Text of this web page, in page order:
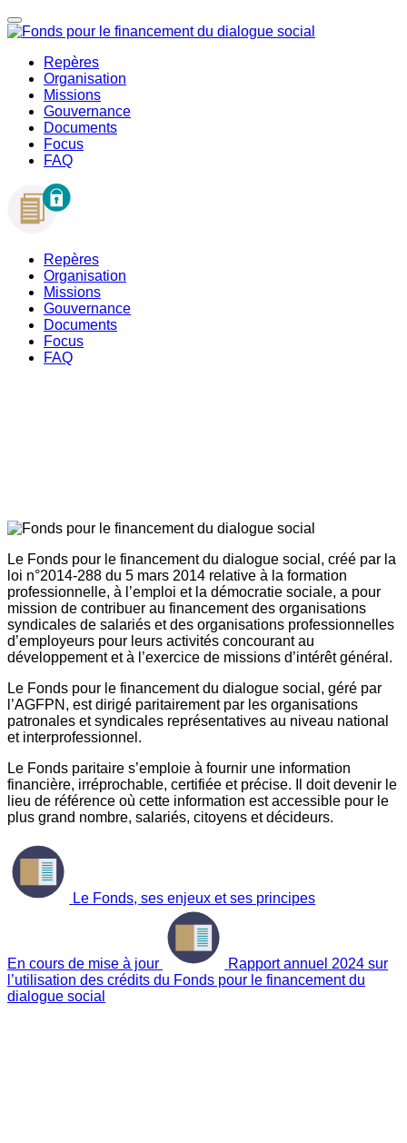
Repères
Organisation
Missions
Gouvernance
Documents
Focus
FAQ
Repères
Organisation
Missions
Gouvernance
Documents
Focus
FAQ
Le Fonds pour le financement du dialogue social, créé par la
loi n°2014-288 du 5 mars 2014 relative à la formation
professionnelle, à l’emploi et la démocratie sociale, a pour
mission de contribuer au financement des organisations
syndicales de salariés et des organisations professionnelles
d’employeurs pour leurs activités concourant au
développement et à l’exercice de missions d’intérêt général.
Le Fonds pour le financement du dialogue social, géré par
l’AGFPN, est dirigé paritairement par les organisations
patronales et syndicales représentatives au niveau national
et interprofessionnel.
Le Fonds paritaire s’emploie à fournir une information
financière, irréprochable, certifiée et précise. Il doit devenir le
lieu de référence où cette information est accessible pour le
plus grand nombre, salariés, citoyens et décideurs.
Le Fonds, ses enjeux et ses principes
En cours de mise à jour
Rapport annuel 2024 sur
l’utilisation des crédits du Fonds pour le financement du
dialogue social